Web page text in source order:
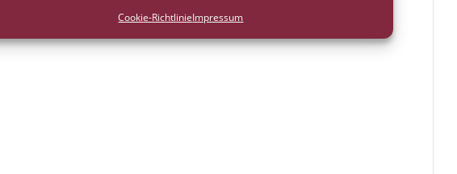
Cookie-RichtlinieImpressum